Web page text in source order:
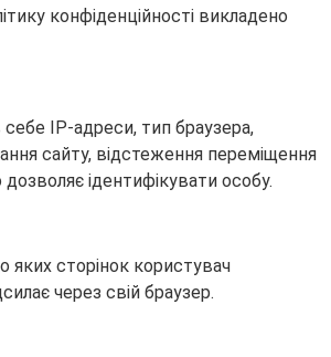
конфіденційності викладено
IP-адреси, тип браузера,
сайту, відстеження переміщення
ідентифікувати особу.
яких сторінок користувач
через свій браузер.